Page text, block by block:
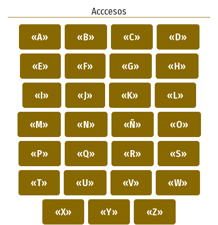
Acccesos
«A» «B» «C» «D»
«E» «F» «G» «H»
«I» «J» «K» «L»
«M» «N» «Ñ» «O»
«P» «Q» «R» «S»
«T» «U» «V» «W»
«X» «Y» «Z»